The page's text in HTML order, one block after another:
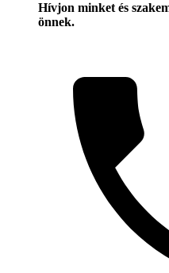
Hívjon minket és
önnek.